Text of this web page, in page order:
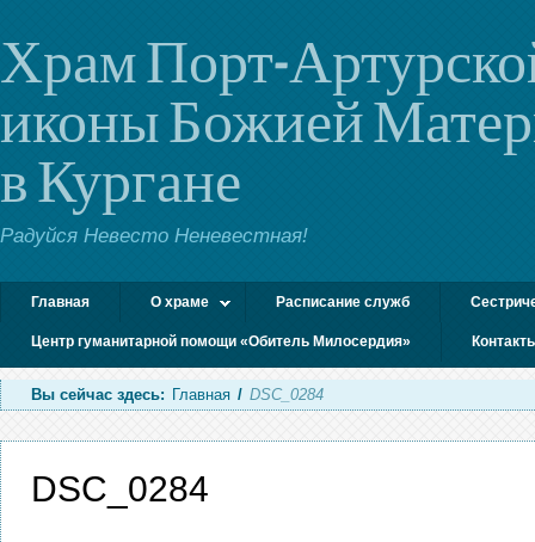
Храм Порт-
иконы Божией
в Кургане
Радуйся Невесто Неневестная!
Главная О храме Расписание служб
Центр гуманитарной помощи «Обитель Милосердия»
Вы сейчас здесь: Главная / DSC_0284
DSC_0284